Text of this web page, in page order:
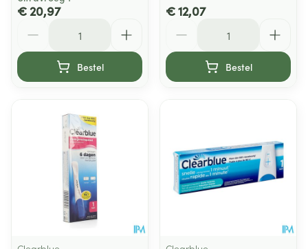
€ 20,97
Bestel
€ 12,07
Bestel